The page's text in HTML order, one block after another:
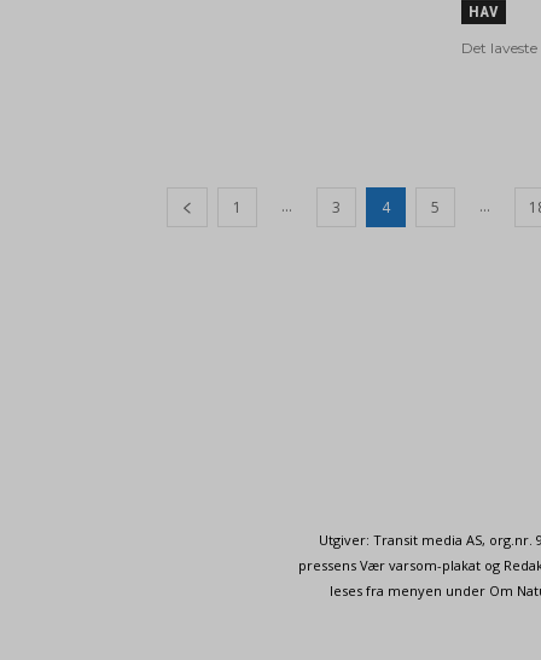
HAV
Det
1 ... 3 4 5 ...
Utgiver: Transit media AS,
pressens Vær varsom-plakat og
leses fra menyen under Om